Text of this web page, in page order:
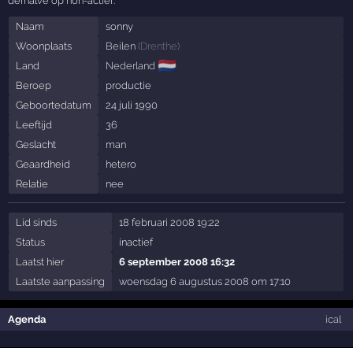
Naam
sonny
Woonplaats
Beilen (Drenthe)
Land
Nederland 🇳🇱
Beroep
productie
Geboortedatum
24 juli 1990
Leeftijd
36
Geslacht
man
Geaardheid
hetero
Relatie
nee
Lid sinds
18 februari 2008 19:22
Status
inactief
Laatst hier
6 september 2008 16:32
Laatste aanpassing
woensdag 6 augustus 2008 om 17:10
Agenda ical